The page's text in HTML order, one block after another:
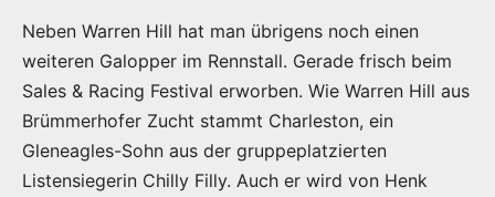
Neben Warren Hill hat man übrigens noch einen
weiteren Galopper im Rennstall. Gerade frisch beim
Sales & Racing Festival erworben. Wie Warren Hill aus
Brümmerhofer Zucht stammt Charleston, ein
Gleneagles-Sohn aus der gruppeplatzierten
Listensiegerin Chilly Filly. Auch er wird von Henk